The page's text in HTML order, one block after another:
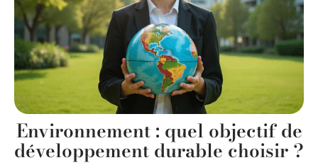
Environnement : quel objectif de
développement durable choisir ?